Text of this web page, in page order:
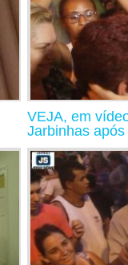
VEJA, em
Jarbinhas